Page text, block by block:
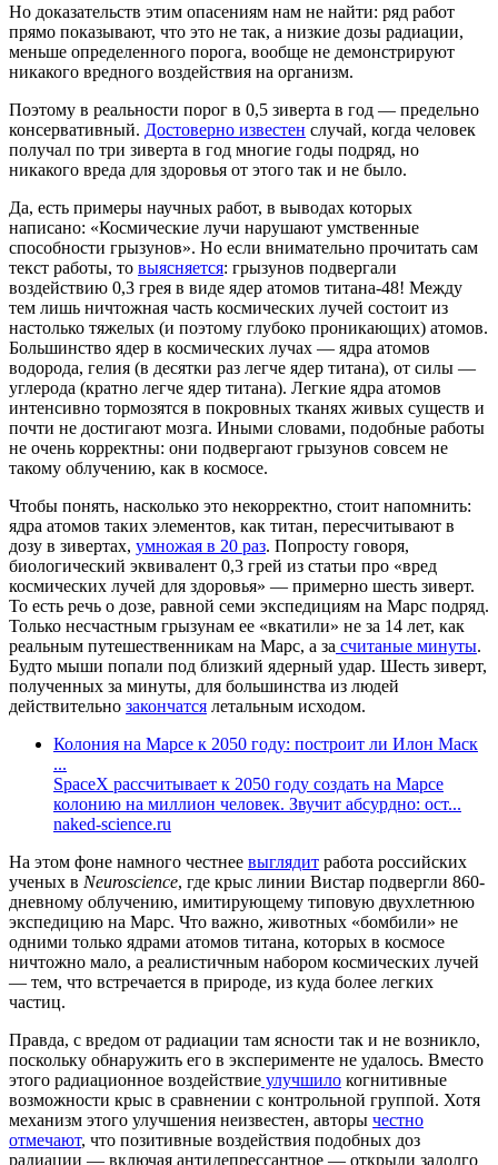
Но доказательств этим опасениям нам не найти: ряд работ
прямо показывают, что это не так, а низкие дозы радиации,
меньше определенного порога, вообще не демонстрируют
никакого вредного воздействия на организм.
Поэтому в реальности порог в 0,5 зиверта в год — предельно
консервативный. Достоверно известен случай, когда человек
получал по три зиверта в год многие годы подряд, но
никакого вреда для здоровья от этого так и не было.
Да, есть примеры научных работ, в выводах которых
написано: «Космические лучи нарушают умственные
способности грызунов». Но если внимательно прочитать сам
текст работы, то выясняется: грызунов подвергали
воздействию 0,3 грея в виде ядер атомов титана-48! Между
тем лишь ничтожная часть космических лучей состоит из
настолько тяжелых (и поэтому глубоко проникающих) атомов.
Большинство ядер в космических лучах — ядра атомов
водорода, гелия (в десятки раз легче ядер титана), от силы —
углерода (кратно легче ядер титана). Легкие ядра атомов
интенсивно тормозятся в покровных тканях живых существ и
почти не достигают мозга. Иными словами, подобные работы
не очень корректны: они подвергают грызунов совсем не
такому облучению, как в космосе.
Чтобы понять, насколько это некорректно, стоит напомнить:
ядра атомов таких элементов, как титан, пересчитывают в
дозу в зивертах, умножая в 20 раз. Попросту говоря,
биологический эквивалент 0,3 грей из статьи про «вред
космических лучей для здоровья» — примерно шесть зиверт.
То есть речь о дозе, равной семи экспедициям на Марс подряд.
Только несчастным грызунам ее «вкатили» не за 14 лет, как
реальным путешественникам на Марс, а за считаные минуты.
Будто мыши попали под близкий ядерный удар. Шесть зиверт,
полученных за минуты, для большинства из людей
действительно закончатся летальным исходом.
Колония на Марсе к 2050 году: построит ли Илон Маск
...
SpaceX рассчитывает к 2050 году создать на Марсе
колонию на миллион человек. Звучит абсурдно: ост...
naked-science.ru
На этом фоне намного честнее выглядит работа российских
ученых в Neuroscience, где крыс линии Вистар подвергли 860-
дневному облучению, имитирующему типовую двухлетнюю
экспедицию на Марс. Что важно, животных «бомбили» не
одними только ядрами атомов титана, которых в космосе
ничтожно мало, а реалистичным набором космических лучей
— тем, что встречается в природе, из куда более легких
частиц.
Правда, с вредом от радиации там ясности так и не возникло,
поскольку обнаружить его в эксперименте не удалось. Вместо
этого радиационное воздействие улучшило когнитивные
возможности крыс в сравнении с контрольной группой. Хотя
механизм этого улучшения неизвестен, авторы честно
отмечают, что позитивные воздействия подобных доз
радиации — включая антидепрессантное — открыли задолго